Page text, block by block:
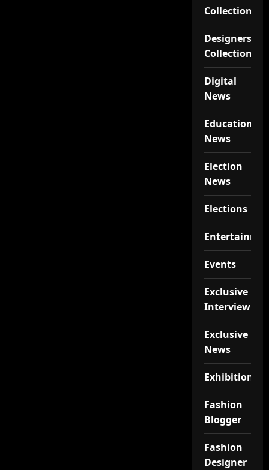
Collections
Designers
Collections
Digital
News
Educational
News
Election
News
Elections
Events
Exclusive
Interview
Exclusive
News
Exhibition
Fashion
Blogger
Fashion
Designer